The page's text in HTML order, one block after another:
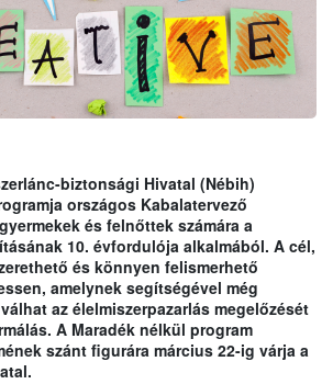
biztonsági Hivatal (Nébih)
országos Kabalatervező
és felnőttek számára a
10. évfordulója alkalmából. A cél,
és könnyen felismerhető
amelynek segítségével még
az élelmiszerpazarlás megelőzését
A Maradék nélkül program
szánt figurára március 22-ig várja a